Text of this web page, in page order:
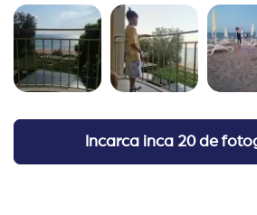
Am.cautat alte destinatii! Ce v
exigenti.cu notele hotelurilor!.S
pe.Booking a acestui hotel
Incarca inca 20 de